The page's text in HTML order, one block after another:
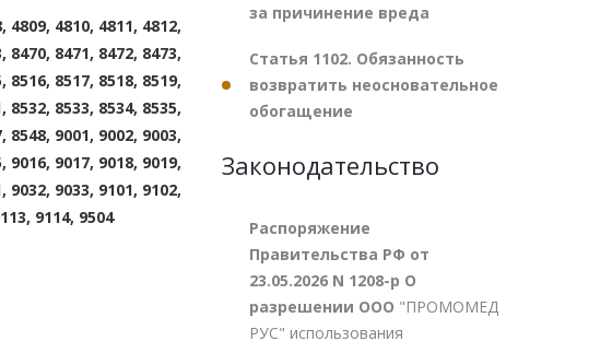
4809, 4810, 4811, 4812,
8470, 8471, 8472, 8473,
8516, 8517, 8518, 8519,
8532, 8533, 8534, 8535,
8548, 9001, 9002, 9003,
9016, 9017, 9018, 9019,
9032, 9033, 9101, 9102,
9114, 9504
за причинение вреда
Статья 1102. Обязанность
возвратить неосновательное
обогащение
Законодательство
Распоряжение
Правительства РФ от
23.05.2026 N 1208-р О
разрешении ООО "ПРОМОМЕД
РУС" использования